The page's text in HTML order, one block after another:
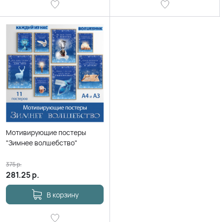
Мотивирующие постеры
"Зимнее волшебство"
281.25р.
375р.
В корзину